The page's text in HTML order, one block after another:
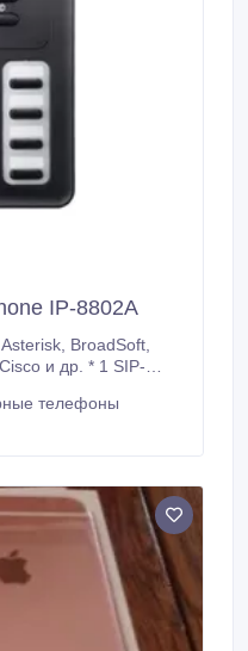
IP-8802A
удобна, надписи
печати полимерной
телефоны